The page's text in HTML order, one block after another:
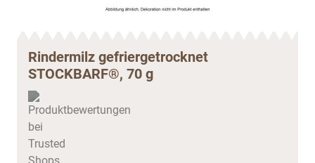
Rindermilz gefriergetrocknet
STOCKBARF®, 70 g